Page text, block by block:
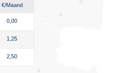
€/Maand
0,00
1,25
2,50